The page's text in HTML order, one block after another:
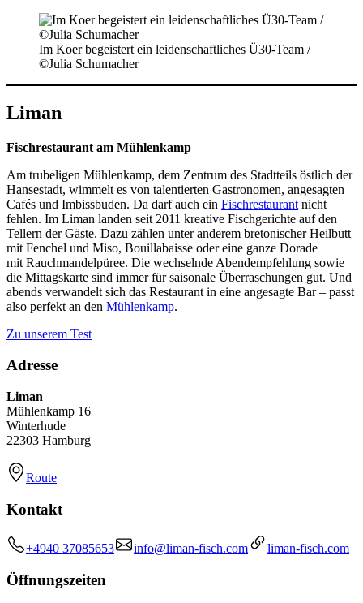
Im Koer begeistert ein leidenschaftliches Ü30-Team /
©Julia Schumacher
Liman
Fischrestaurant am Mühlenkamp
Am trubeligen Mühlenkamp, dem Zentrum des Stadtteils östlich der
Hansestadt, wimmelt es von talentierten Gastronomen, angesagten
Cafés und Imbissbuden. Da darf auch ein Fischrestaurant nicht
fehlen. Im Liman landen seit 2011 kreative Fischgerichte auf den
Tellern der Gäste. Dazu zählen unter anderem bretonischer Heilbutt
mit Fenchel und Miso, Bouillabaisse oder eine ganze Dorade
mit Rauchmandelpüree. Die wechselnde Abendempfehlung sowie
die Mittagskarte sind immer für saisonale Überraschungen gut. Und
abends verwandelt sich das Restaurant in eine angesagte Bar – passt
also perfekt an den Mühlenkamp.
Zu unserem Test
Adresse
Liman
Mühlenkamp 16
Winterhude
22303 Hamburg
Route
Kontakt
+4940 37085653 info@liman-fisch.com liman-fisch.com
Öffnungszeiten